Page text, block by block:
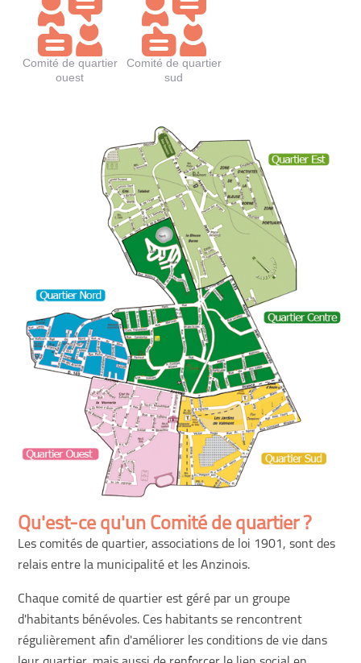
Comité de quartier
ouest
Comité de quartier
sud
Qu'est-ce qu'un Comité de quartier ?
Les comités de quartier, associations de loi 1901, sont des
relais entre la municipalité et les Anzinois.
Chaque comité de quartier est géré par un groupe
d'habitants bénévoles. Ces habitants se rencontrent
régulièrement afin d'améliorer les conditions de vie dans